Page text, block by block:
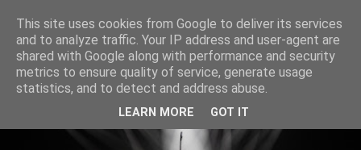
This site uses cookies from Google to deliver its services
and to analyze traffic. Your IP address and user-agent are
shared with Google along with performance and security
metrics to ensure quality of service, generate usage
statistics, and to detect and address abuse.
LEARN MORE GOT IT